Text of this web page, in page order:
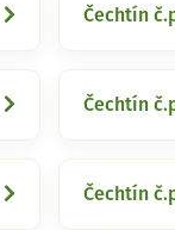
Čechtín
Čechtín
Čechtín